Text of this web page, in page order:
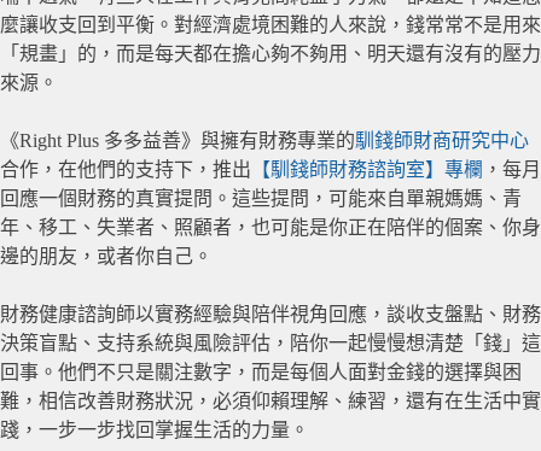
麼讓收支回到平衡。對經濟處境困難的人來說，錢常常不是用來
「規畫」的，而是每天都在擔心夠不夠用、明天還有沒有的壓力
來源。
《Right Plus 多多益善》與擁有財務專業的馴錢師財商研究中心
合作，在他們的支持下，推出 【馴錢師財務諮詢室】專欄 ，每月
回應一個財務的真實提問。這些提問，可能來自單親媽媽、青
年、移工、失業者、照顧者，也可能是你正在陪伴的個案、你身
邊的朋友，或者你自己。
財務健康諮詢師以實務經驗與陪伴視角回應，談收支盤點、財務
決策盲點、支持系統與風險評估，陪你一起慢慢想清楚「錢」這
回事。他們不只是關注數字，而是每個人面對金錢的選擇與困
難，相信改善財務狀況，必須仰賴理解、練習，還有在生活中實
踐，一步一步找回掌握生活的力量。